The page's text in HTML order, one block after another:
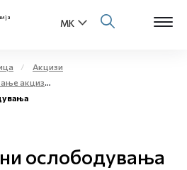
Open
Акцизи
на акцизни добра
ослободувања